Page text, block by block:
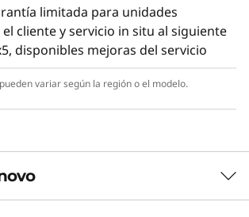
limitada para unidades
cliente y servicio in situ al siguiente
disponibles mejoras del servicio
variar según la región o el modelo.